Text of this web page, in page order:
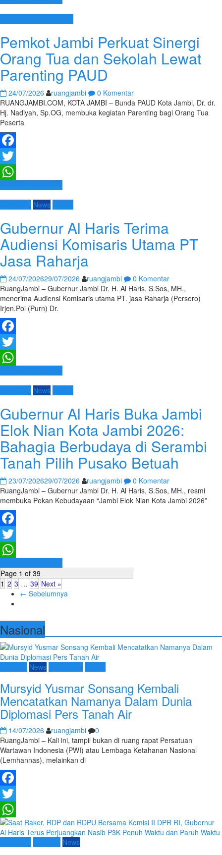
WhatsApp
Pemkot Jambi Perkuat Sinergi
Orang Tua dan Sekolah Lewat
Parenting PAUD
24/07/2026 ruangjambi
0 Komentar
RUANGJAMBI.COM, KOTA JAMBI – Bunda PAUD Kota Jambi, Dr. dr.
Hj. Nadiyah, Sp.OG, membuka kegiatan Parenting bagi Orang Tua
Peserta
Facebook
Twitter
WhatsApp
News
Gubernur Al Haris Terima
Audiensi Komisaris Utama PT
Jasa Raharja
24/07/202629/07/2026 ruangjambi
0 Komentar
RuangJambi – Gubernur Jambi Dr. H. Al Haris, S.Sos, MH.,
menerima Audiensi Komisaris utama PT. jasa Raharja (Persero)
Irjen.Pol (Purn) Dr.
Facebook
Twitter
WhatsApp
News
Gubernur Al Haris Buka Jambi
Elok Nian Kota Jambi 2026:
Bahagia Berbudaya di Serambi
Tanah Pilih Pusako Betuah
23/07/202629/07/2026 ruangjambi
0 Komentar
RuangJambi – Gubernur Jambi Dr. H. Al Haris, S.Sos, MH., resmi
membuka Pekan Kebudayaan “Jambi Elok Nian Kota Jambi 2026”
Facebook
Twitter
WhatsApp
Page 1 of 39
1 2 3 … 39 Next »
← Sebelumnya
Nasional
News
Mursyid Yusmar Sonsang Kembali
Mencatatkan Namanya Dalam Dunia
Diplomasi Pers Tanah Air
14/07/2026 ruangjambi
0
RuangJambi – Kali ini, tampil bukan di ruang rapat Persatuan
Wartawan Indonesia (PWI) atau Lembaga Ketahanan Nasional
(Lemhannas), melainkan di
Facebook
Twitter
WhatsApp
News